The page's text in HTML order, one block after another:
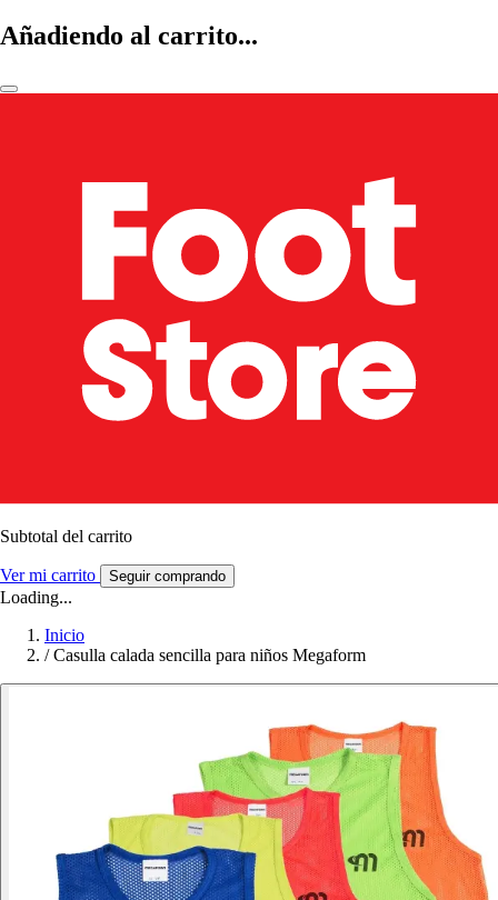
Añadiendo al carrito...
Subtotal del carrito
Ver mi carrito Seguir comprando
Loading...
Inicio
/ Casulla calada sencilla para niños Megaform